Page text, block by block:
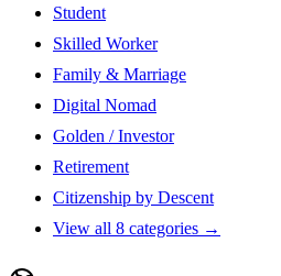
Student
Skilled Worker
Family & Marriage
Digital Nomad
Golden / Investor
Retirement
Citizenship by Descent
View all 8 categories →